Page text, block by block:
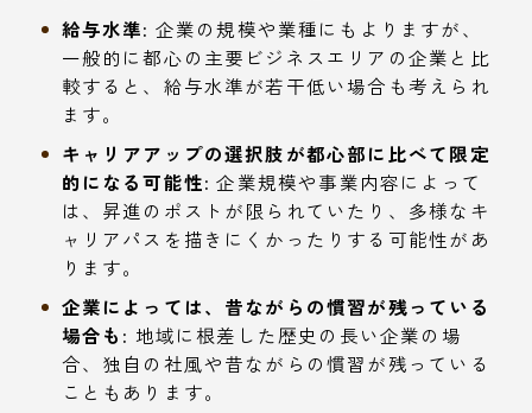
給与水準: 企業の規模や業種にもよりますが、
一般的に都心の主要ビジネスエリアの企業と比
較すると、給与水準が若干低い場合も考えられ
ます。
キャリアアップの選択肢が都心部に比べて限定
的になる可能性: 企業規模や事業内容によって
は、昇進のポストが限られていたり、多様なキ
ャリアパスを描きにくかったりする可能性があ
ります。
企業によっては、昔ながらの慣習が残っている
場合も: 地域に根差した歴史の長い企業の場
合、独自の社風や昔ながらの慣習が残っている
こともあります。